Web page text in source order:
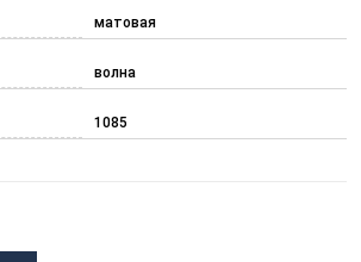
матовая
волна
1085